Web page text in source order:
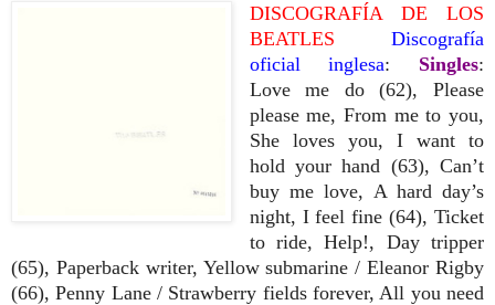
DISCOGRAFÍA DE LOS
BEATLES
Discografía
oficial inglesa: Singles:
Love me do (62), Please
please me, From me to you,
She loves you, I want to
hold your hand (63), Can’t
buy me love, A hard day’s
night, I feel fine (64), Ticket
to ride, Help!, Day tripper
(65), Paperback writer, Yellow submarine / Eleanor Rigby
(66),Penny Lane / Strawberry fields forever, All you need